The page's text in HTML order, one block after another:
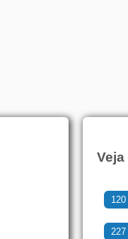
120
227